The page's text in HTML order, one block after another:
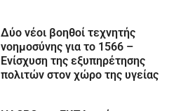
Δύο νέοι βοηθοί τεχνητής
νοημοσύνης για το 1566 –
Ενίσχυση της εξυπηρέτησης
πολιτών στον χώρο της υγείας